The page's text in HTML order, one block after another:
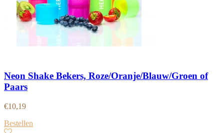
Neon Shake Bekers, Roze/Oranje/Blauw/Groen of
Paars
€10,19
Bestellen